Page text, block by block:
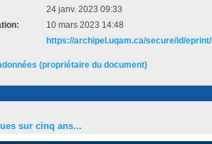
24 janv. 2023 09:33
10 mars 2023 14:48
https://archipel.uqam.ca/secure/id/
(propriétaire du document)
sur cinq ans...